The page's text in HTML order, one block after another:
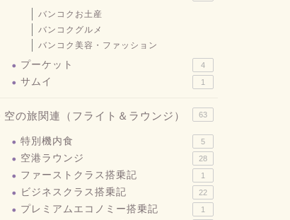
バンコクお土産
バンコクグルメ
バンコク美容・ファッション
プーケット 4
サムイ 1
空の旅関連（フライト＆ラウンジ） 63
特別機内食 5
空港ラウンジ 28
ファーストクラス搭乗記 1
ビジネスクラス搭乗記 22
プレミアムエコノミー搭乗記 1